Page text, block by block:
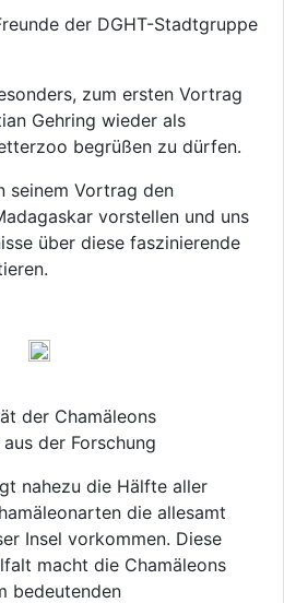
der DGHT-Stadtgruppe
zum ersten Vortrag
Gehring wieder als
begrüßen zu dürfen.
seinem Vortrag den
vorstellen und uns
über diese faszinierende
der Chamäleons
der Forschung
nahezu die Hälfte aller
die allesamt
Insel vorkommen. Diese
macht die Chamäleons
bedeutenden